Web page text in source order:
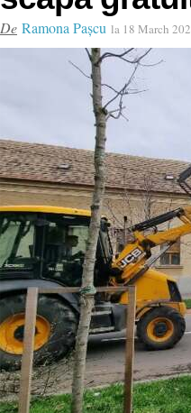
De Ramona Pașcu la 18 March